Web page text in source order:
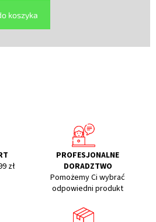
koszyka
zł
PROFESJONALNE
DORADZTWO
Pomożemy Ci wybrać
odpowiedni produkt